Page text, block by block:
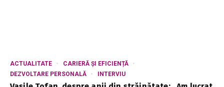
ACTUALITATE
CARIERĂ ȘI EFICIENȚĂ
DEZVOLTARE PERSONALĂ
INTERVIU